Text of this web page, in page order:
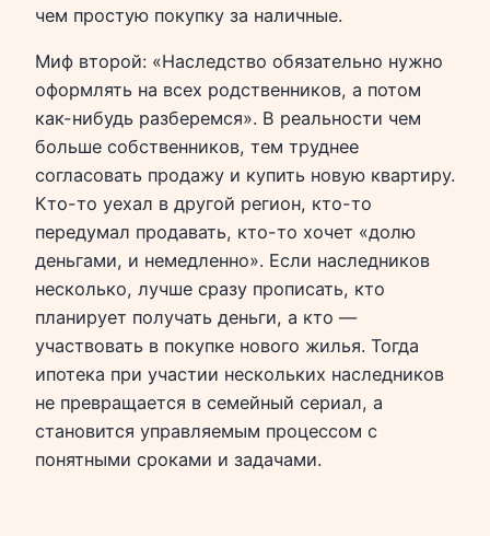
чем простую покупку за наличные.
Миф второй: «Наследство обязательно нужно
оформлять на всех родственников, а потом
как-нибудь разберемся». В реальности чем
больше собственников, тем труднее
согласовать продажу и купить новую квартиру.
Кто-то уехал в другой регион, кто-то
передумал продавать, кто-то хочет «долю
деньгами, и немедленно». Если наследников
несколько, лучше сразу прописать, кто
планирует получать деньги, а кто —
участвовать в покупке нового жилья. Тогда
ипотека при участии нескольких наследников
не превращается в семейный сериал, а
становится управляемым процессом с
понятными сроками и задачами.